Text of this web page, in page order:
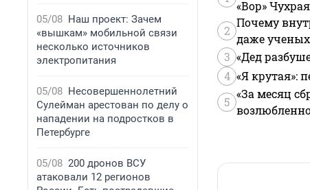
05/08 Наш проект: Зачем
«вышкам» мобильной связи
несколько источников
электропитания
05/08 Несовершеннолетний
Сулейман арестован по делу о
нападении на подростков в
Петербурге
05/08 200 дронов ВСУ
атаковали 12 регионов
«Вор»
2
Почему
даже ученых
3 «Дед
4 «Я крутая»:
5
«За месяц